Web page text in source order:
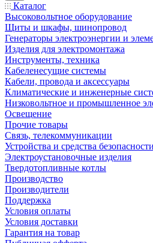
Каталог
Высоковольтное оборудование
Щиты и шкафы, шинопровод
Генераторы электроэнергии и
Изделия для электромонтажа
Инструменты, техника
Кабеленесущие системы
Кабели, провода и аксессуары
Климатические и инженерные
Низковольтное и промышленное
Освещение
Прочие товары
Связь, телекоммуникации
Устройства и средства безопасности
Электроустановочные изделия
Твердотопливные котлы
Производство
Производители
Поддержка
Условия оплаты
Условия доставки
Гарантия на товар